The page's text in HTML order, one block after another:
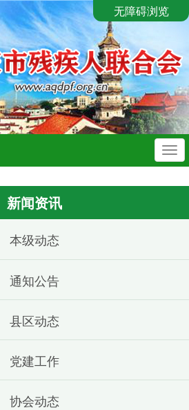
无障碍浏览
导
航
新闻资讯
本级动态
通知公告
县区动态
党建工作
协会动态